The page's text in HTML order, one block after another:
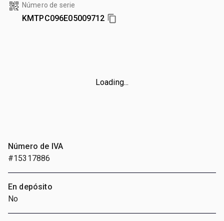
Número de serie
KMTPC096E05009712
Loading...
Número de IVA
#15317886
En depósito
No